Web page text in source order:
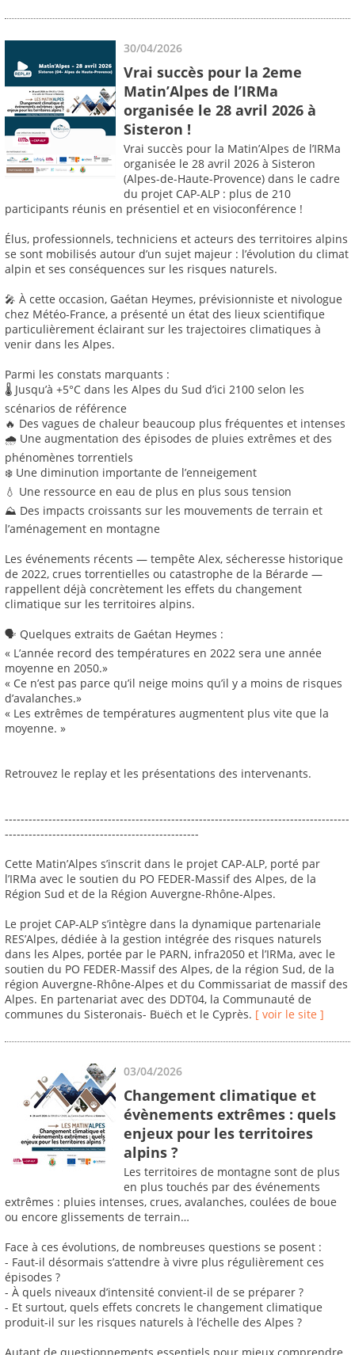
30/04/2026
Vrai succès pour la 2eme
Matin’Alpes de l’IRMa
organisée le 28 avril 2026 à
Sisteron !
Vrai succès pour la Matin’Alpes de l’IRMa
organisée le 28 avril 2026 à Sisteron
(Alpes-de-Haute-Provence) dans le cadre
du projet CAP-ALP : plus de 210
participants réunis en présentiel et en visioconférence !
Élus, professionnels, techniciens et acteurs des territoires alpins
se sont mobilisés autour d’un sujet majeur : l’évolution du climat
alpin et ses conséquences sur les risques naturels.
🎤 À cette occasion, Gaétan Heymes, prévisionniste et nivologue
chez Météo-France, a présenté un état des lieux scientifique
particulièrement éclairant sur les trajectoires climatiques à
venir dans les Alpes.
Parmi les constats marquants :
🌡️ Jusqu’à +5°C dans les Alpes du Sud d’ici 2100 selon les
scénarios de référence
🔥 Des vagues de chaleur beaucoup plus fréquentes et intenses
🌧️ Une augmentation des épisodes de pluies extrêmes et des
phénomènes torrentiels
❄️ Une diminution importante de l’enneigement
💧 Une ressource en eau de plus en plus sous tension
⛰️ Des impacts croissants sur les mouvements de terrain et
l’aménagement en montagne
Les événements récents — tempête Alex, sécheresse historique
de 2022, crues torrentielles ou catastrophe de la Bérarde —
rappellent déjà concrètement les effets du changement
climatique sur les territoires alpins.
🗣️ Quelques extraits de Gaétan Heymes :
« L’année record des températures en 2022 sera une année
moyenne en 2050.»
« Ce n’est pas parce qu’il neige moins qu’il y a moins de risques
d’avalanches.»
« Les extrêmes de températures augmentent plus vite que la
moyenne. »
Retrouvez le replay et les présentations des intervenants.
---------------------------------------------------------------------------------------
-------------------------------------------------
Cette Matin’Alpes s’inscrit dans le projet CAP-ALP, porté par
l’IRMa avec le soutien du PO FEDER-Massif des Alpes, de la
Région Sud et de la Région Auvergne-Rhône-Alpes.
Le projet CAP-ALP s’intègre dans la dynamique partenariale
RES’Alpes, dédiée à la gestion intégrée des risques naturels
dans les Alpes, portée par le PARN, infra2050 et l’IRMa, avec le
soutien du PO FEDER-Massif des Alpes, de la région Sud, de la
région Auvergne-Rhône-Alpes et du Commissariat de massif des
Alpes. En partenariat avec des DDT04, la Communauté de
communes du Sisteronais- Buëch et le Cyprès. [ voir le site ]
03/04/2026
Changement climatique et
évènements extrêmes : quels
enjeux pour les territoires
alpins ?
Les territoires de montagne sont de plus
en plus touchés par des événements
extrêmes : pluies intenses, crues, avalanches, coulées de boue
ou encore glissements de terrain…
Face à ces évolutions, de nombreuses questions se posent :
- Faut-il désormais s’attendre à vivre plus régulièrement ces
épisodes ?
- À quels niveaux d’intensité convient-il de se préparer ?
- Et surtout, quels effets concrets le changement climatique
produit-il sur les risques naturels à l’échelle des Alpes ?